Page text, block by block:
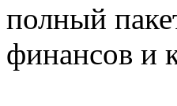
полный
финансов и